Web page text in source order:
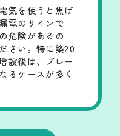
気を使うと焦げ
電のサインで
危険があるの
さい。特に築20
設後は、ブレー
るケースが多く